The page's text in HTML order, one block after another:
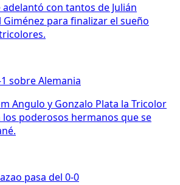
adelantó con tantos de Julián
Giménez para finalizar el sueño
sobre Alemania
Angulo y Gonzalo Plata la Tricolor
poderosos hermanos que se
pasa del 0-0